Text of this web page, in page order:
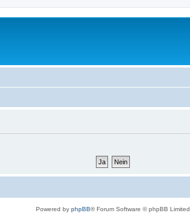
Powered by phpBB® Forum Software © phpBB Limited